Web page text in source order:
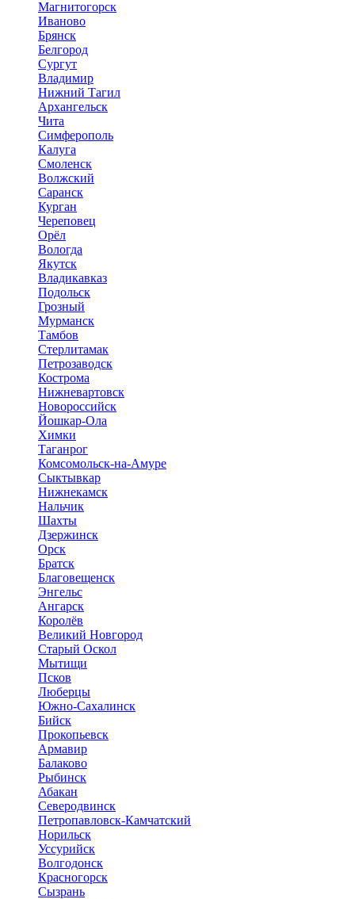
Магнитогорск
Иваново
Брянск
Белгород
Сургут
Владимир
Нижний Тагил
Архангельск
Чита
Симферополь
Калуга
Смоленск
Волжский
Саранск
Курган
Череповец
Орёл
Вологда
Якутск
Владикавказ
Подольск
Грозный
Мурманск
Тамбов
Стерлитамак
Петрозаводск
Кострома
Нижневартовск
Новороссийск
Йошкар-Ола
Химки
Таганрог
Комсомольск-на-Амуре
Сыктывкар
Нижнекамск
Нальчик
Шахты
Дзержинск
Орск
Братск
Благовещенск
Энгельс
Ангарск
Королёв
Великий Новгород
Старый Оскол
Мытищи
Псков
Люберцы
Южно-Сахалинск
Бийск
Прокопьевск
Армавир
Балаково
Рыбинск
Абакан
Северодвинск
Петропавловск-Камчатский
Норильск
Уссурийск
Волгодонск
Красногорск
Сызрань